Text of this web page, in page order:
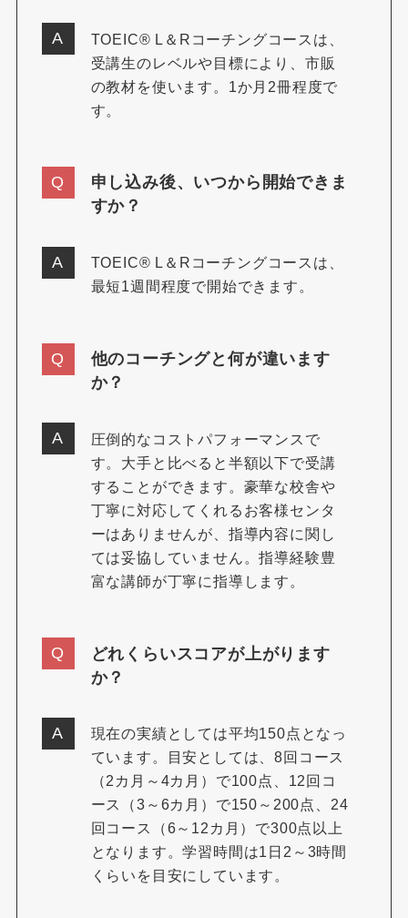
TOEIC® L＆Rコーチングコースは、
受講生のレベルや目標により、市販
の教材を使います。1か月2冊程度で
す。
申し込み後、いつから開始できま
すか？
TOEIC® L＆Rコーチングコースは、
最短1週間程度で開始できます。
他のコーチングと何が違います
か？
圧倒的なコストパフォーマンスで
す。大手と比べると半額以下で受講
することができます。豪華な校舎や
丁寧に対応してくれるお客様センタ
ーはありませんが、指導内容に関し
ては妥協していません。指導経験豊
富な講師が丁寧に指導します。
どれくらいスコアが上がります
か？
現在の実績としては平均150点となっ
ています。目安としては、8回コース
（2カ月～4カ月）で100点、12回コ
ース（3～6カ月）で150～200点、24
回コース（6～12カ月）で300点以上
となります。学習時間は1日2～3時間
くらいを目安にしています。